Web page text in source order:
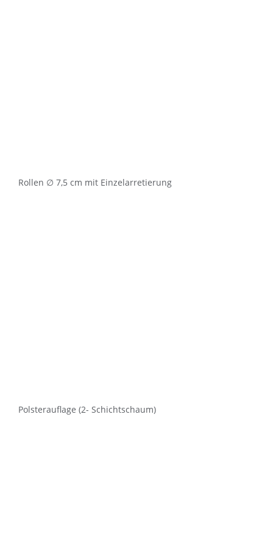
Rollen ∅ 7,5 cm mit Einzelarretierung
Polsterauflage (2- Schichtschaum)